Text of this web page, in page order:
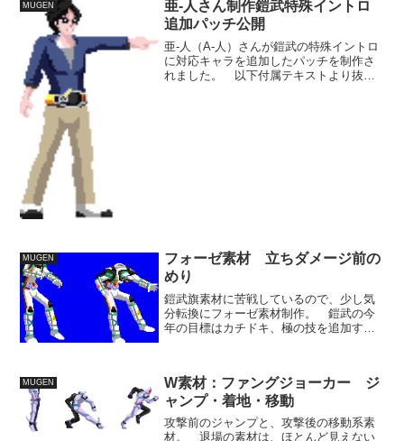
MUGEN
亜-人さん制作鎧武特殊イントロ
追加パッチ公開
亜-人（A-人）さんが鎧武の特殊イントロ
に対応キャラを追加したパッチを制作さ
れました。 以下付属テキストより抜粋
MUGEN
フォーゼ素材 立ちダメージ前の
めり
鎧武旗素材に苦戦しているので、少し気
分転換にフォーゼ素材制作。 鎧武の今
年の目標はカチドキ、極の技を追加する
は必須素材を仕上げておき...
MUGEN
W素材：ファングジョーカー ジ
ャンプ・着地・移動
攻撃前のジャンプと、攻撃後の移動系素
材。 退場の素材は、ほとんど見えない